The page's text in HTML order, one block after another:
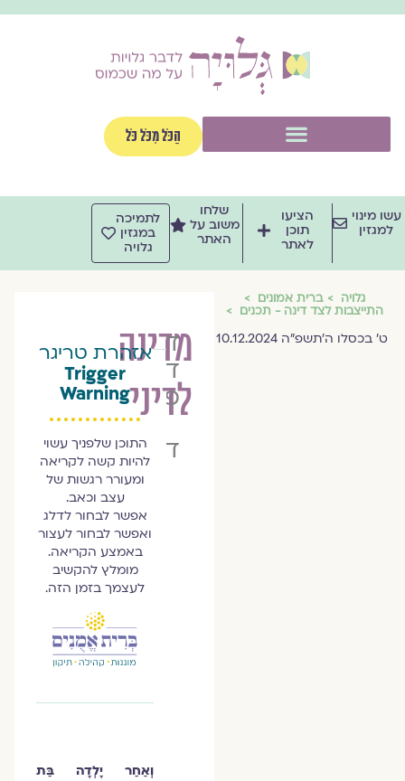
הַכֹּל מִכֹּל כֹּל
מינוי
למגזין
הציעו
תוכן
לאתר
שלחו
משוב על
האתר
לתמיכה
במגזין
גלויה
גלויה ברית אמונים
התייצבות לצד דינה - תכנים
ט׳ בכסלו ה׳תשפ״ה 10.12.2024
מדינה
לדיני
דיני
דויטש
פרנקל
דרשוני
אזהרת טריגר
Trigger
Warning
התוכן שלפניך עשוי
להיות קשה לקריאה
ומעורר רגשות של
עצב וכאב.
אפשר לבחור לדלג
ואפשר לבחור לעצור
באמצע הקריאה.
מומלץ להקשיב
לעצמך בזמן הזה.
וְאַחַר יָלְדָה בַּת